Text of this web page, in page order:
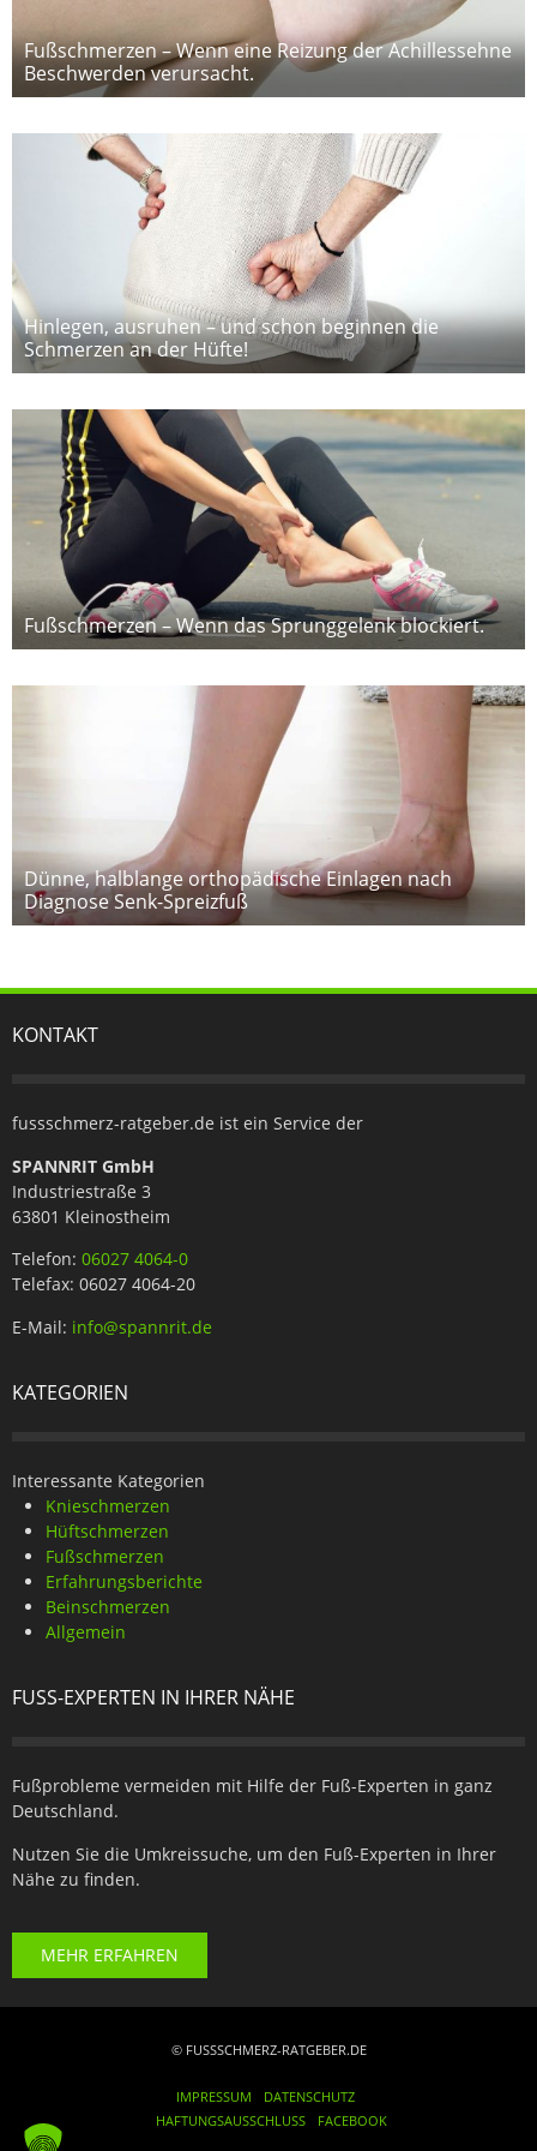
Fußschmerzen – Wenn eine Reizung der Achillessehne
Beschwerden verursacht.
Hinlegen, ausruhen – und schon beginnen die
Schmerzen an der Hüfte!
Fußschmerzen – Wenn das Sprunggelenk blockiert.
Dünne, halblange orthopädische Einlagen nach
Diagnose Senk-Spreizfuß
KONTAKT
fussschmerz-ratgeber.de ist ein Service der
SPANNRIT GmbH
Industriestraße 3
63801 Kleinostheim
Telefon: 06027 4064-0
Telefax: 06027 4064-20
E-Mail: info@spannrit.de
KATEGORIEN
Interessante Kategorien
Knieschmerzen
Hüftschmerzen
Fußschmerzen
Erfahrungsberichte
Beinschmerzen
Allgemein
FUSS-EXPERTEN IN IHRER NÄHE
Fußprobleme vermeiden mit Hilfe der Fuß-Experten in ganz
Deutschland.
Nutzen Sie die Umkreissuche, um den Fuß-Experten in Ihrer
Nähe zu finden.
MEHR ERFAHREN
© FUSSSCHMERZ-RATGEBER.DE
IMPRESSUM
DATENSCHUTZ
HAFTUNGSAUSSCHLUSS
FACEBOOK